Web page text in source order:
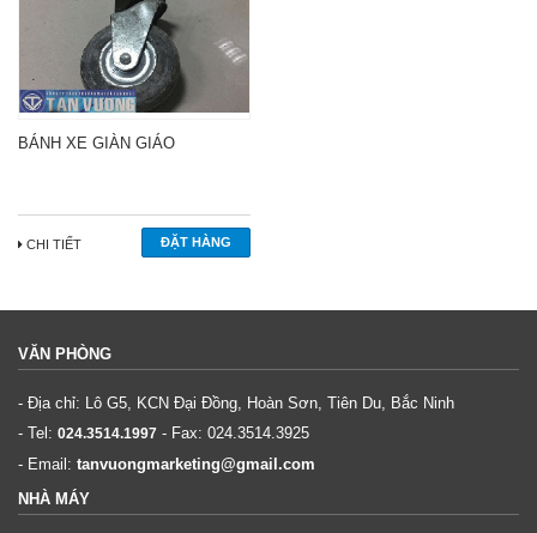
BÁNH XE GIÀN GIÁO
CHI TIẾT
VĂN PHÒNG
- Địa chỉ: Lô G5, KCN Đại Đồng, Hoàn Sơn, Tiên Du, Bắc Ninh
- Tel: 024.3514.1997 - Fax: 024.3514.3925
- Email: tanvuongmarketing@gmail.com
NHÀ MÁY